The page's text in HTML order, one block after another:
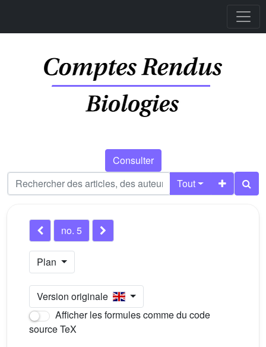
Consulter
Tout
no. 5
Plan
Version originale
Afficher les formules comme du code
source TeX